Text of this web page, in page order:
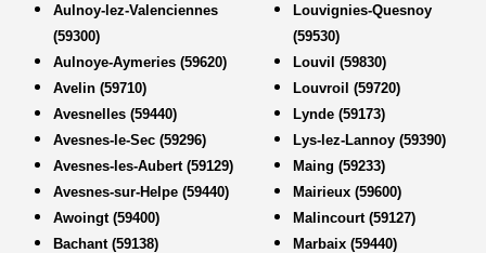
Aulnoy-lez-Valenciennes
(59300)
Aulnoye-Aymeries (59620)
Avelin (59710)
Avesnelles (59440)
Avesnes-le-Sec (59296)
Avesnes-les-Aubert (59129)
Avesnes-sur-Helpe (59440)
Awoingt (59400)
Bachant (59138)
Louvignies-Quesnoy
(59530)
Louvil (59830)
Louvroil (59720)
Lynde (59173)
Lys-lez-Lannoy (59390)
Maing (59233)
Mairieux (59600)
Malincourt (59127)
Marbaix (59440)